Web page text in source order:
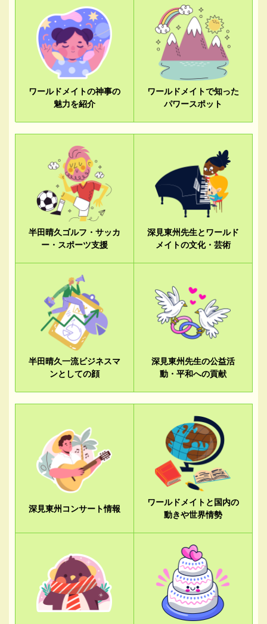
ワールドメイトの神事の
魅力を紹介
ワールドメイトで知った
パワースポット
半田晴久ゴルフ・サッカ
ー・スポーツ支援
深見東州先生とワールド
メイトの文化・芸術
半田晴久一流ビジネスマ
ンとしての顔
深見東州先生の公益活
動・平和への貢献
深見東州コンサート情報
ワールドメイトと国内の
動きや世界情勢